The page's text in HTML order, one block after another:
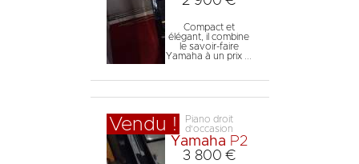
Compact et
élégant, il combine
le savoir-faire
Yamaha à un prix ...
Vendu !
Piano droit
d'occasion
Yamaha P2
3 800 €